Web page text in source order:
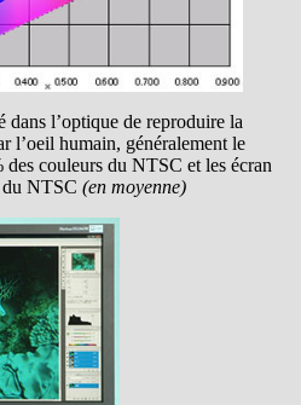
dans l’optique de reproduire la
l’oeil humain, généralement le
couleurs du NTSC et les écran
du NTSC (en moyenne)